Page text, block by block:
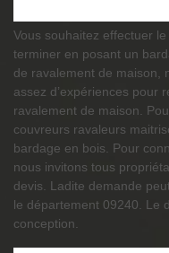
Vous souhaitez effectuer
terminer en posant un
de ravalement de maison,
assez d’expériences pour
ravalement de maison.
couvreurs ravaleurs
bardage en bois. Pour
nous invitons tous
devis. Ladite demande
le département 09240. Le
conception.